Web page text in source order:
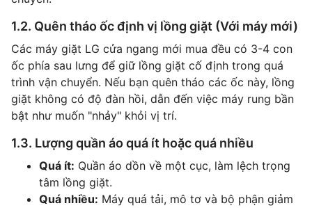
1.2. Quên tháo ốc định vị lồng giặt (Với máy mới)
Các máy giặt LG cửa ngang mới mua đều có 3-4 con
ốc phía sau lưng để giữ lồng giặt cố định trong quá
trình vận chuyển. Nếu bạn quên tháo các ốc này, lồng
giặt không có độ đàn hồi, dẫn đến việc máy rung bần
bật như muốn "nhảy" khỏi vị trí.
1.3. Lượng quần áo quá ít hoặc quá nhiều
Quá ít: Quần áo dồn về một cục, làm lệch trọng
tâm lồng giặt.
Quá nhiều: Máy quá tải, mô tơ và bộ phận giảm